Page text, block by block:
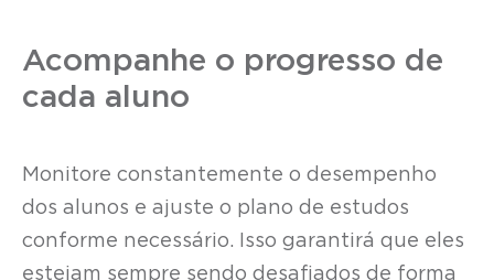
Acompanhe o progresso de
cada aluno
Monitore constantemente o desempenho
dos alunos e ajuste o plano de estudos
conforme necessário. Isso garantirá que eles
estejam sempre sendo desafiados de forma